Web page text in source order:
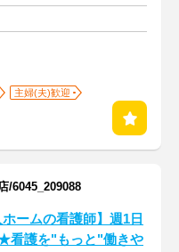
主婦(夫)歓迎
/6045_209088
ホームの看護師】週1日
看護を"もっと"働きや